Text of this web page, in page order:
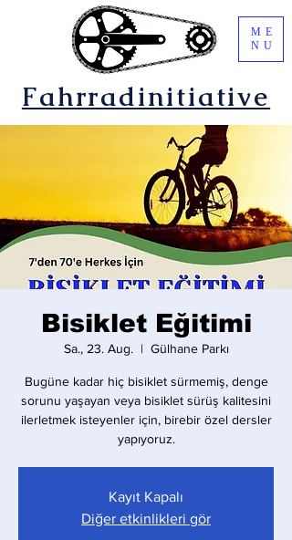
Fahrradinitiative
ME
NU
Bisiklet Eğitimi
Sa., 23. Aug.
  |
Gülhane Parkı
Bugüne kadar hiç bisiklet sürmemiş, denge
sorunu yaşayan veya bisiklet sürüş kalitesini
ilerletmek isteyenler için, birebir özel dersler
yapıyoruz.
Kayıt Kapalı
Diğer etkinlikleri gör